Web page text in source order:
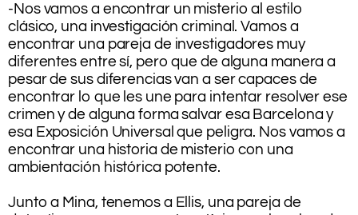
-Nos vamos a encontrar un misterio al estilo
clásico, una investigación criminal. Vamos a
encontrar una pareja de investigadores muy
diferentes entre sí, pero que de alguna manera a
pesar de sus diferencias van a ser capaces de
encontrar lo que les une para intentar resolver ese
crimen y de alguna forma salvar esa Barcelona y
esa Exposición Universal que peligra. Nos vamos a
encontrar una historia de misterio con una
ambientación histórica potente.
Junto a Mina, tenemos a Ellis, una pareja de